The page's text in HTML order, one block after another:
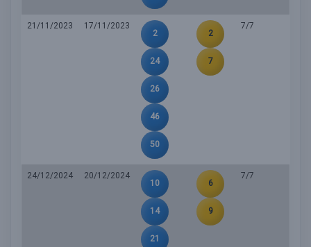
21/11/2023
17/11/2023
2
24
26
46
50
2
7
7/7
24/12/2024
20/12/2024
10
14
21
6
9
7/7